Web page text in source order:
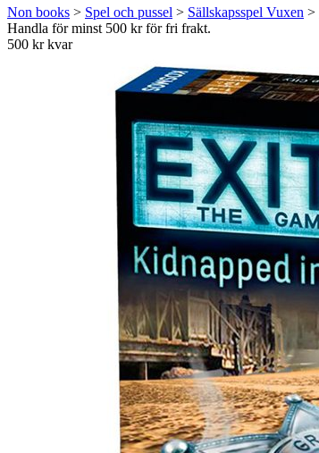
Non books > Spel och pussel > Sällskapsspel Vuxen >
Handla för minst 500 kr för fri frakt.
500 kr kvar